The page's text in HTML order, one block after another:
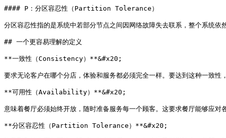
#### P：分区容忍性（Partition Tolerance）
分区容忍性指的是系统中若部分节点之间因网络故障失去联系，整个系统
## 一个更容易理解的定义
**一致性（Consistency）**&#x20;
要求无论客户在哪个分店，体验和服务都必须完全一样。要达到这种一致
**可用性（Availability）**&#x20;
意味着餐厅必须始终开放，随时准备服务每一个顾客。这要求餐厅能够应对
**分区容忍性（Partition Tolerance）**&#x20;